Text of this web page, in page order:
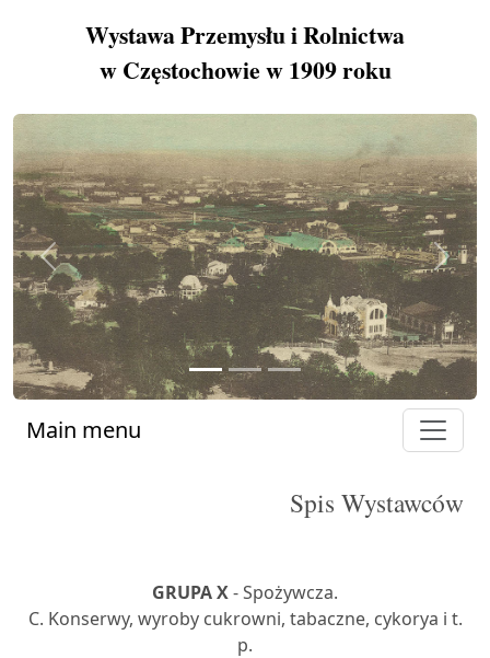
Wystawa Przemysłu i Rolnictwa
w Częstochowie w 1909 roku
Previous Next
Main menu
Spis Wystawców
GRUPA X- Spożywcza.
C. Konserwy, wyroby cukrowni, tabaczne, cykorya i t.
p.